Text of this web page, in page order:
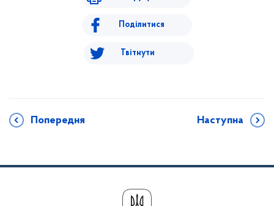
Поділитися
Твітнути
Попередня Наступна